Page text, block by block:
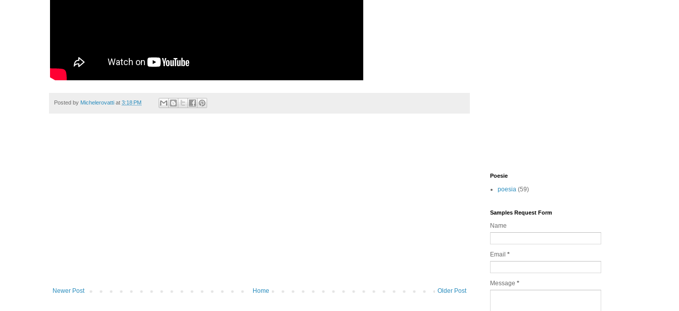
Posted by Michelerovatti at 3:18 PM
Newer Post Older Post
Home
Poesie
poesia (59)
Samples Request Form
Name
Email *
Message *